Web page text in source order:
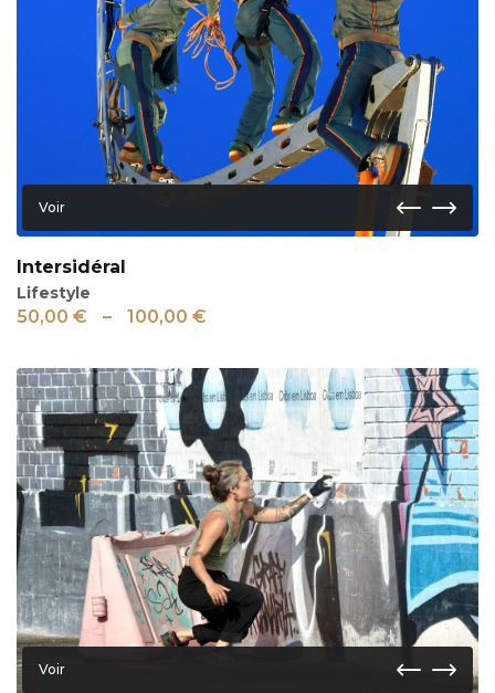
Voir
Intersidéral
Lifestyle
50,00 € – 100,00 €
Voir